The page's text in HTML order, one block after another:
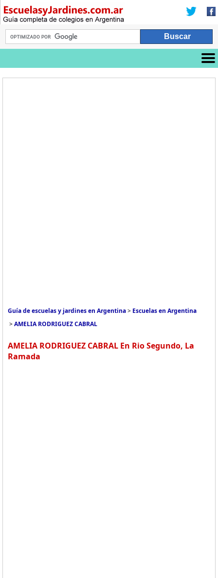
Guía de escuelas y jardines en Argentina> Escuelas en Argentina
>AMELIA RODRIGUEZ CABRAL
AMELIA RODRIGUEZ CABRAL En Rio Segundo, La
Ramada